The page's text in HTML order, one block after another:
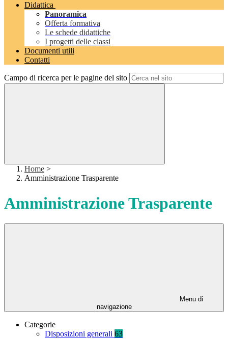
Didattica
Panoramica
Offerta formativa
Le schede didattiche
I progetti delle classi
Documenti utili
Contatti
Campo di ricerca per le pagine del sito
Home >
Amministrazione Trasparente
Amministrazione Trasparente
Menu di
navigazione
Categorie
Disposizioni generali 63